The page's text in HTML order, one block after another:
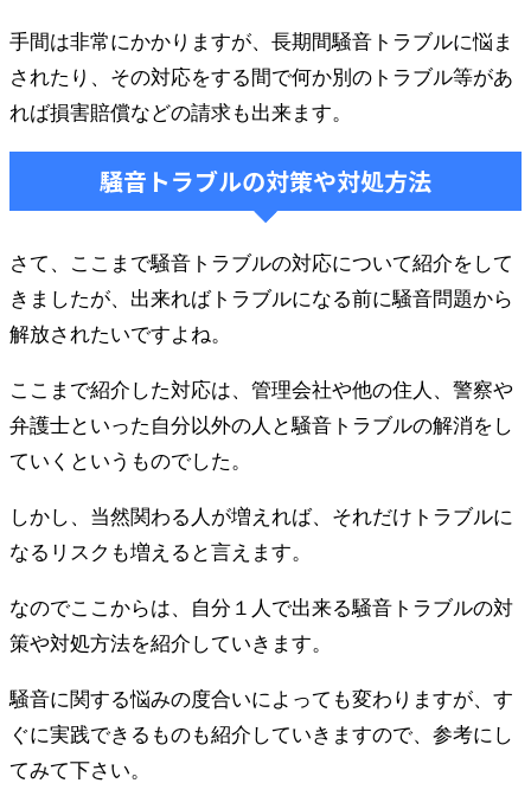
手間は非常にかかりますが、長期間騒音トラブルに悩ま
されたり、その対応をする間で何か別のトラブル等があ
れば損害賠償などの請求も出来ます。
騒音トラブルの対策や対処方法
さて、ここまで騒音トラブルの対応について紹介をして
きましたが、出来ればトラブルになる前に騒音問題から
解放されたいですよね。
ここまで紹介した対応は、管理会社や他の住人、警察や
弁護士といった自分以外の人と騒音トラブルの解消をし
ていくというものでした。
しかし、当然関わる人が増えれば、それだけトラブルに
なるリスクも増えると言えます。
なのでここからは、自分１人で出来る騒音トラブルの対
策や対処方法を紹介していきます。
騒音に関する悩みの度合いによっても変わりますが、す
ぐに実践できるものも紹介していきますので、参考にし
てみて下さい。